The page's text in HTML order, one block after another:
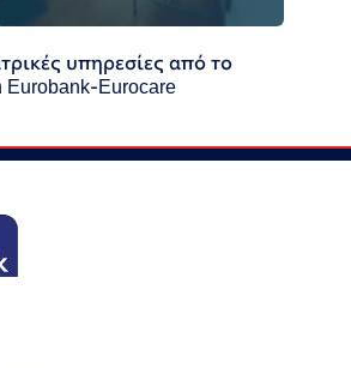
υπηρεσίες από το
Eurocare